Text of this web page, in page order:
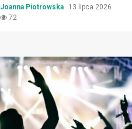
Joanna Piotrowska
13 lipca 2026
72